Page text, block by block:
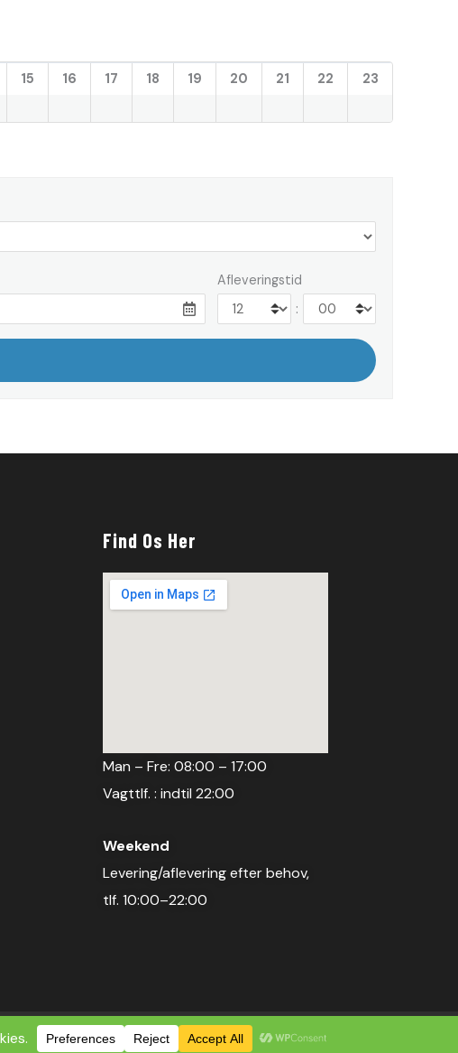
15 16 17 18 19 20 21 22 23
Afleveringstid
:
Find Os Her
Man – Fre: 08:00 – 17:00
Vagttlf. : indtil 22:00
Weekend
Levering/aflevering efter behov,
tlf. 10:00–22:00